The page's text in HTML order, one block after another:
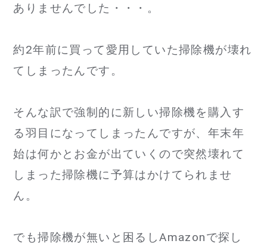
ありませんでした・・・。
約2年前に買って愛用していた掃除機が壊れ
てしまったんです。
そんな訳で強制的に新しい掃除機を購入す
る羽目になってしまったんですが、年末年
始は何かとお金が出ていくので突然壊れて
しまった掃除機に予算はかけてられませ
ん。
でも掃除機が無いと困るしAmazonで探し